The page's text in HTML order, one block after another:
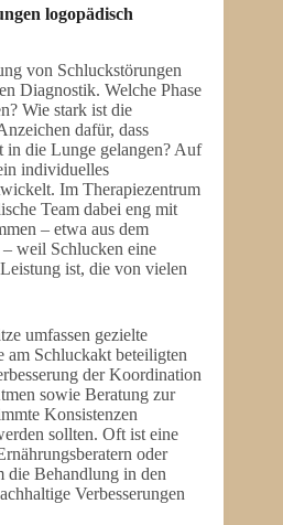
logopädisch
von Schluckstörungen
Diagnostik. Welche Phase
Wie stark ist die
dafür, dass
in die Lunge gelangen? Auf
individuelles
Im Therapiezentrum
Team dabei eng mit
– etwa aus dem
weil Schlucken eine
ist, die von vielen
umfassen gezielte
Schluckakt beteiligten
der Koordination
sowie Beratung zur
Konsistenzen
sollten. Oft ist eine
oder
die Behandlung in den
Verbesserungen